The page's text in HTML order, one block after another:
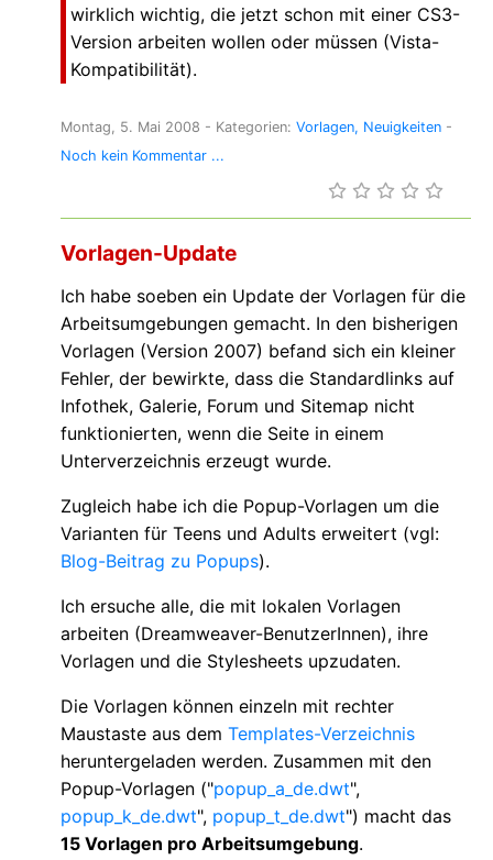
wirklich wichtig, die jetzt schon mit einer CS3-
Version arbeiten wollen oder müssen (Vista-
Kompatibilität).
Montag, 5. Mai 2008 - Kategorien: Vorlagen Neuigkeiten -
Noch kein Kommentar ...
Vorlagen-Update
Ich habe soeben ein Update der Vorlagen für die
Arbeitsumgebungen gemacht. In den bisherigen
Vorlagen (Version 2007) befand sich ein kleiner
Fehler, der bewirkte, dass die Standardlinks auf
Infothek, Galerie, Forum und Sitemap nicht
funktionierten, wenn die Seite in einem
Unterverzeichnis erzeugt wurde.
Zugleich habe ich die Popup-Vorlagen um die
Varianten für Teens und Adults erweitert (vgl:
Blog-Beitrag zu Popups).
Ich ersuche alle, die mit lokalen Vorlagen
arbeiten (Dreamweaver-BenutzerInnen), ihre
Vorlagen und die Stylesheets upzudaten.
Die Vorlagen können einzeln mit rechter
Maustaste aus dem Templates-Verzeichnis
heruntergeladen werden. Zusammen mit den
Popup-Vorlagen ("popup_a_de.dwt",
popup_k_de.dwt", popup_t_de.dwt") macht das
15 Vorlagen pro Arbeitsumgebung.